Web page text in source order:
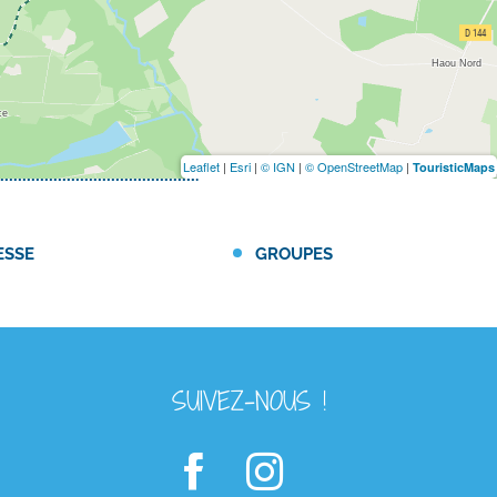
Leaflet | Esri | © IGN | © OpenStreetMap | TouristicMaps
GROUPES
SUIVEZ-NOUS !